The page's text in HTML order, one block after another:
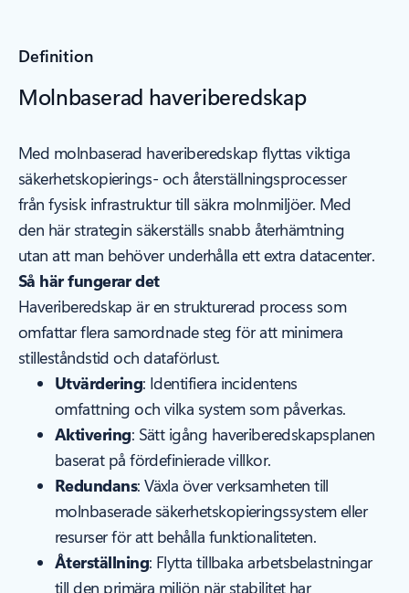
Definition
Molnbaserad haveriberedskap
Med molnbaserad haveriberedskap flyttas viktiga
säkerhetskopierings- och återställningsprocesser
från fysisk infrastruktur till säkra molnmiljöer. Med
den här strategin säkerställs snabb återhämtning
utan att man behöver underhålla ett extra datacenter.
Så här fungerar det
Haveriberedskap är en strukturerad process som
omfattar flera samordnade steg för att minimera
stilleståndstid och dataförlust.
Utvärdering: Identifiera incidentens
omfattning och vilka system som påverkas.
Aktivering: Sätt igång haveriberedskapsplanen
baserat på fördefinierade villkor.
Redundans: Växla över verksamheten till
molnbaserade säkerhetskopieringssystem eller
resurser för att behålla funktionaliteten.
Återställning: Flytta tillbaka arbetsbelastningar
till den primära miljön när stabilitet har